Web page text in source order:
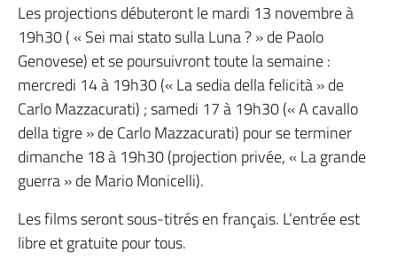
Les projections débuteront le mardi 13 novembre à
19h30 ( « Sei mai stato sulla Luna ? » de Paolo
Genovese) et se poursuivront toute la semaine :
mercredi 14 à 19h30 (« La sedia della felicità » de
Carlo Mazzacurati) ; samedi 17 à 19h30 (« A cavallo
della tigre » de Carlo Mazzacurati) pour se terminer
dimanche 18 à 19h30 (projection privée, « La grande
guerra » de Mario Monicelli).
Les films seront sous-titrés en français. L’entrée est
libre et gratuite pour tous.